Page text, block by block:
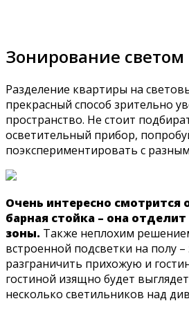
Зонирование светом
Разделение квартиры на
прекрасный способ зрительно
пространство. Не стоит
осветительный прибор,
поэкспериментировать с
Очень интересно смотрится
барная стойка – она
зоны. Также неплохим
встроенной подсветки на полу
разграничить прихожую и
гостиной изящно будет
несколько светильников над